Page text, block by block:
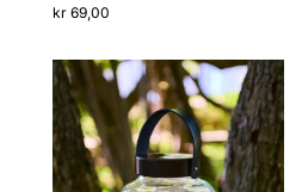
kr 69,00